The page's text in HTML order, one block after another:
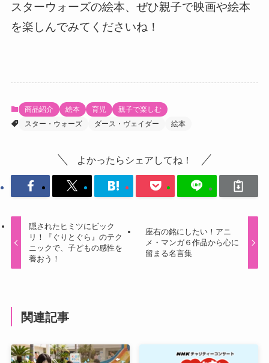
スターウォーズの絵本、ぜひ親子で映画や絵本
を楽しんでみてくださいね！
商品紹介 絵本 育児
親子で楽しむ
スター・ウォーズ
ダース・ヴェイダー 絵本
よかったらシェアしてね！
隠されたヒミツにビック
リ！『ぐりとぐら』のテク
ニックで、子どもの感性を
養おう！
座右の銘にしたい！アニ
メ・マンガ６作品から心に
留まる名言集
関連記事